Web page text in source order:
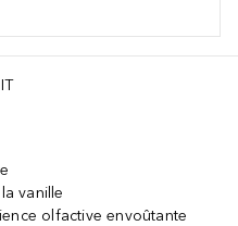
vanille
olfactive envoûtante